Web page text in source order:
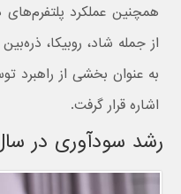
همچنین عملکرد
از جمله شاد، روبیکا،
به عنوان بخشی از راهبرد
اشاره قرار گرفت.
رشد سودآوری در سال